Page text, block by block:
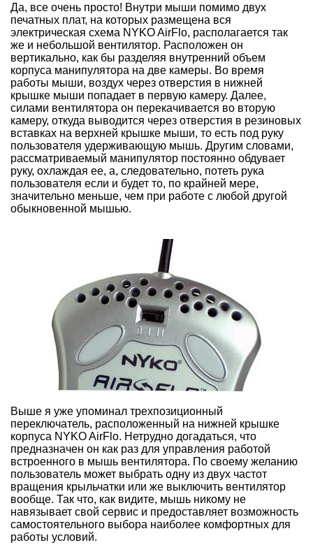
Да, все очень просто! Внутри мыши помимо двух
печатных плат, на которых размещена вся
электрическая схема NYKO AirFlo, располагается так
же и небольшой вентилятор. Расположен он
вертикально, как бы разделяя внутренний объем
корпуса манипулятора на две камеры. Во время
работы мыши, воздух через отверстия в нижней
крышке мыши попадает в первую камеру. Далее,
силами вентилятора он перекачивается во вторую
камеру, откуда выводится через отверстия в резиновых
вставках на верхней крышке мыши, то есть под руку
пользователя удерживающую мышь. Другим словами,
рассматриваемый манипулятор постоянно обдувает
руку, охлаждая ее, а, следовательно, потеть рука
пользователя если и будет то, по крайней мере,
значительно меньше, чем при работе с любой другой
обыкновенной мышью.
Выше я уже упоминал трехпозиционный
переключатель, расположенный на нижней крышке
корпуса NYKO AirFlo. Нетрудно догадаться, что
предназначен он как раз для управления работой
встроенного в мышь вентилятора. По своему желанию
пользователь может выбрать одну из двух частот
вращения крыльчатки или же выключить вентилятор
вообще. Так что, как видите, мышь никому не
навязывает свой сервис и предоставляет возможность
самостоятельного выбора наиболее комфортных для
работы условий.